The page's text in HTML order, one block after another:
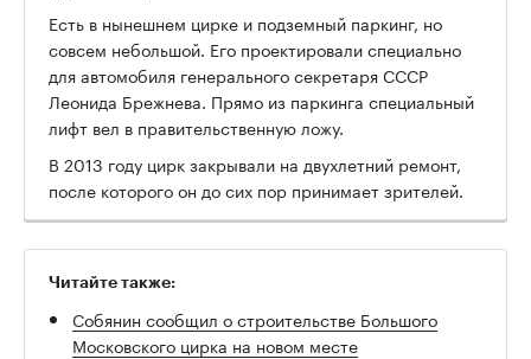
Есть в нынешнем цирке и подземный паркинг, но
совсем небольшой. Его проектировали специально
для автомобиля генерального секретаря СССР
Леонида Брежнева. Прямо из паркинга специальный
лифт вел в правительственную ложу.
В 2013 году цирк закрывали на двухлетний ремонт,
после которого он до сих пор принимает зрителей.
Читайте также:
Собянин сообщил о строительстве Большого
Московского цирка на новом месте